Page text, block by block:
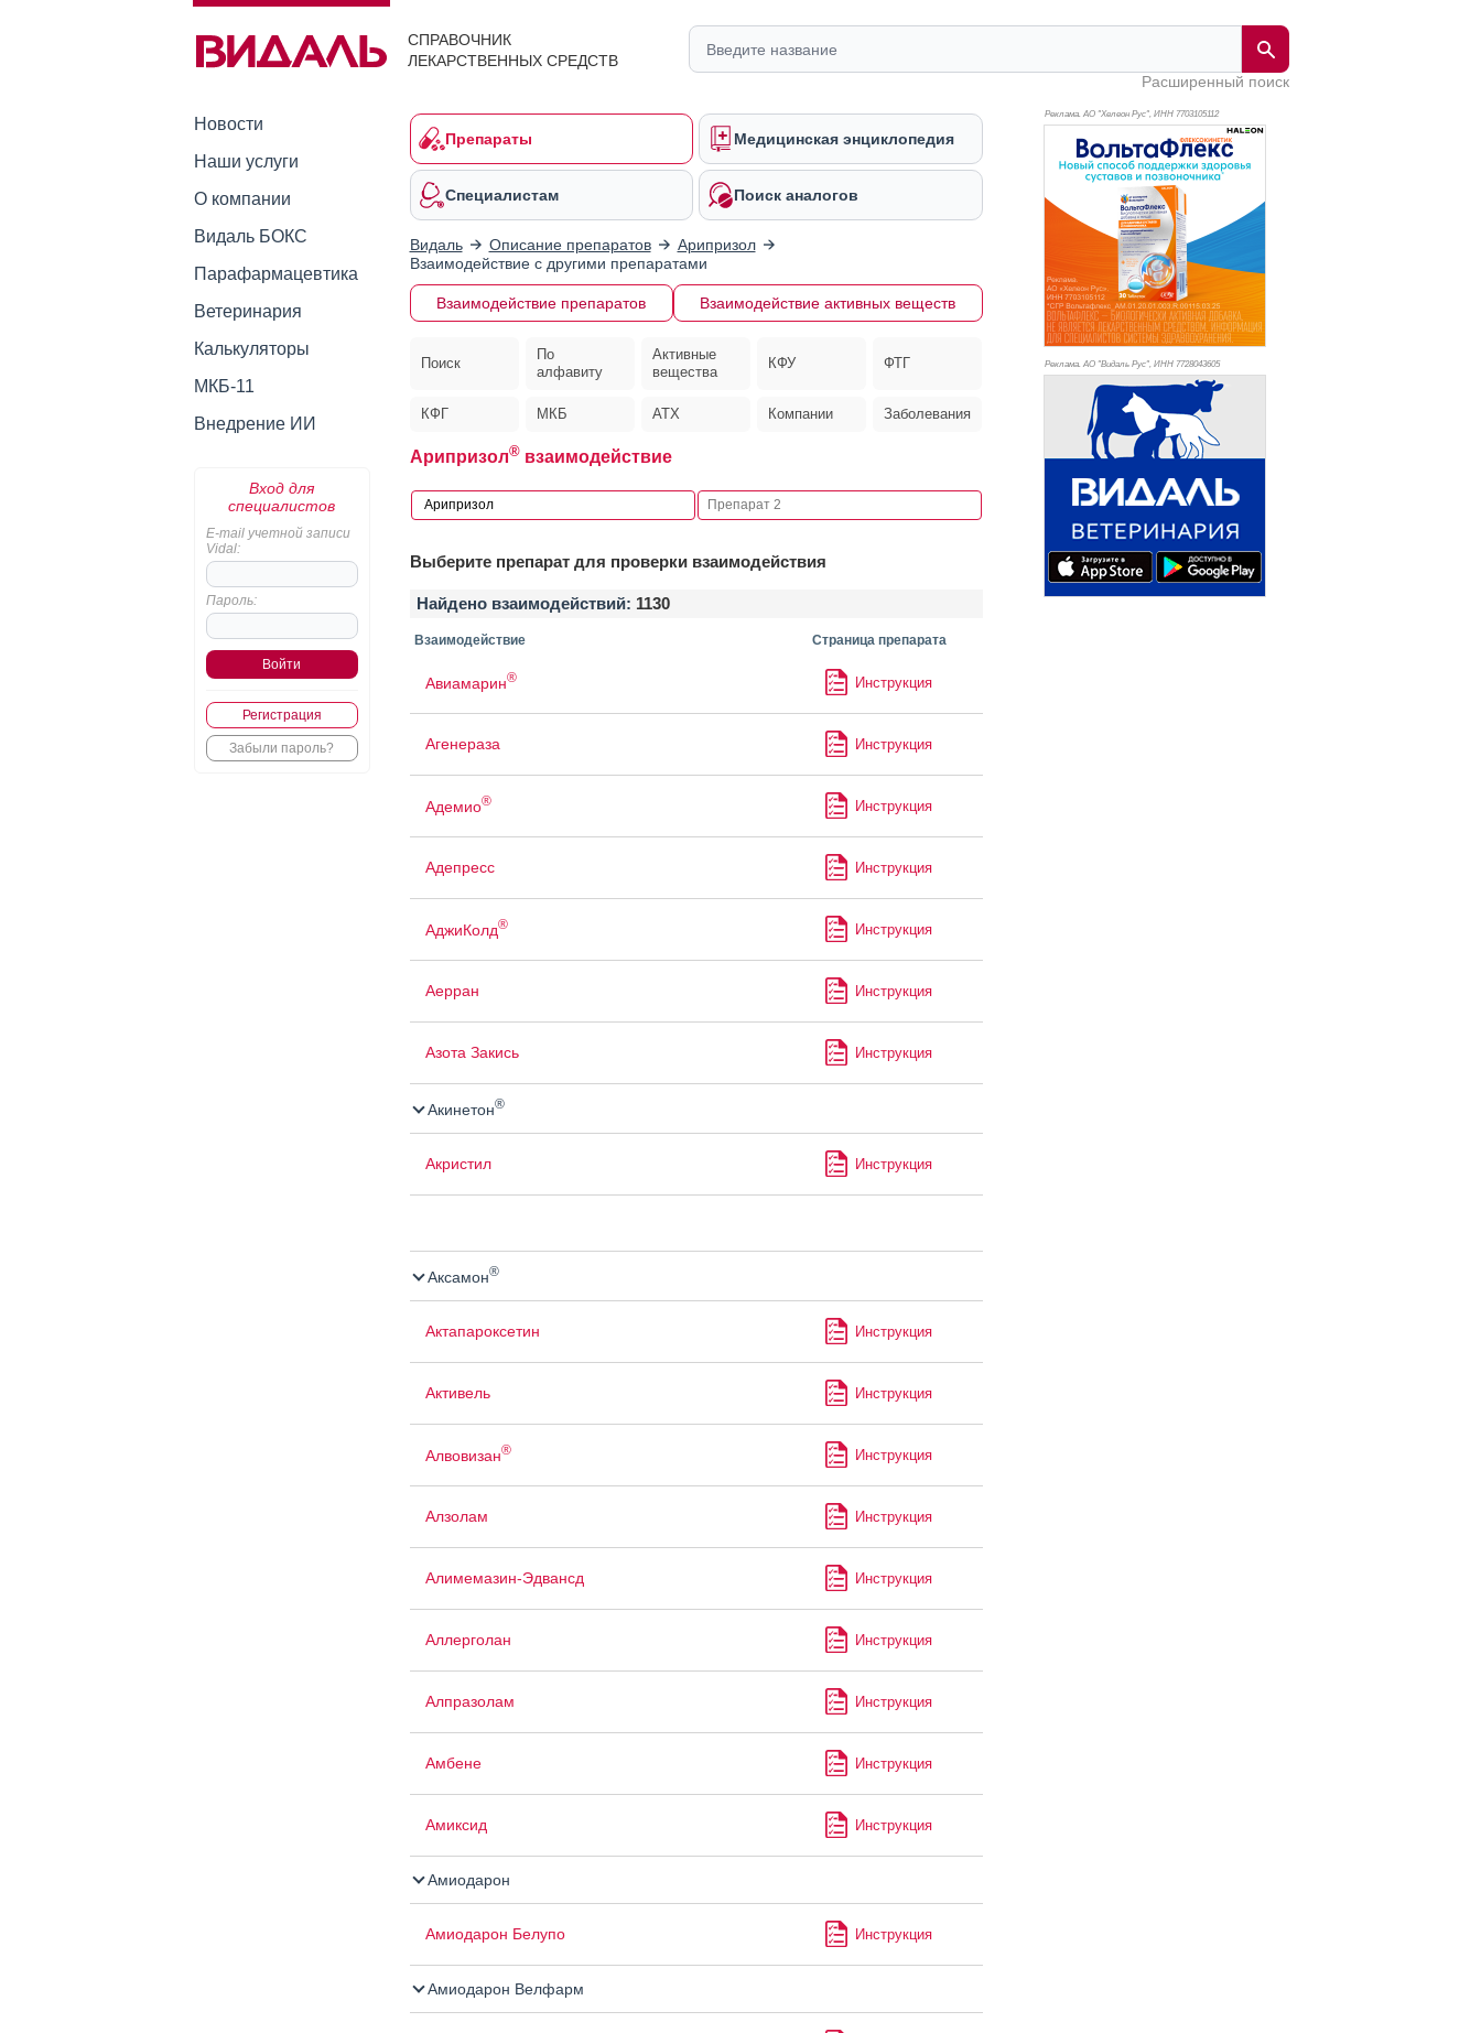
СПРАВОЧНИК
ЛЕКАРСТВЕННЫХ СРЕДСТВ
Расширенный поиск
Новости
Наши услуги
О компании
Видаль БОКС
Парафармацевтика
Ветеринария
Калькуляторы
МКБ-11
Внедрение ИИ
Вход для
специалистов
E-mail учетной записи
Vidal:
Пароль:
Регистрация
Забыли пароль?
Препараты Медицинская энциклопедия
Специалистам Поиск аналогов
Видаль Описание препаратов
Арипризол
Взаимодействие с другими препаратами
Взаимодействие препаратов Взаимодействие активных веществ
Поиск
По
алфавиту
Активные
вещества
КФУ ФТГ
КФГ МКБ АТХ Компании Заболевания
Арипризол®взаимодействие
Выберите препарат для проверки взаимодействия
Найдено взаимодействий: 1130
Взаимодействие Страница препарата
Авиамарин® Инструкция
Агенераза Инструкция
Адемио® Инструкция
Адепресс Инструкция
АджиКолд® Инструкция
Аерран Инструкция
Азота Закись Инструкция
Акинетон®
Акристил Инструкция
Аксамон®
Актапароксетин Инструкция
Активель Инструкция
Алвовизан® Инструкция
Алзолам Инструкция
Алимемазин-Эдвансд Инструкция
Аллерголан Инструкция
Алпразолам Инструкция
Амбене Инструкция
Амиксид Инструкция
Амиодарон
Амиодарон Белупо Инструкция
Амиодарон Велфарм
Реклама. АО "Хелеон Рус", ИНН 7703105112
Реклама. АО "Видаль Рус", ИНН 7728043605